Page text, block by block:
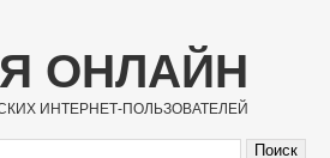
ОНЛАЙН
ИНТЕРНЕТ-ПОЛЬЗОВАТЕЛЕЙ